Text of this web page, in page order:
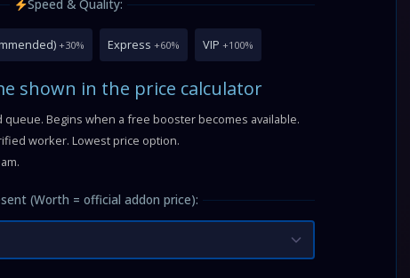
Speed & Quality:
+30% Express +60% VIP +100%
shown in the price calculator
queue. Begins when a free booster becomes available.
worker. Lowest price option.
(Worth = official addon price):